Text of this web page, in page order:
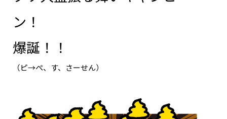
ン！
爆誕！！
（ピ→ぺ、す、さーせん）